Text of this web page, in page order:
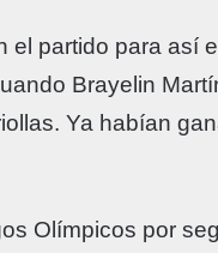
el partido para así
Brayelin
Ya habían
Olímpicos por